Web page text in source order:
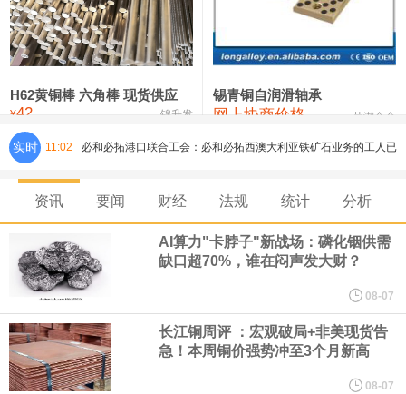
铸造铝合金锭(ZLD104) 24,300—24,500 24,400
压铸锌合金锭 26,500—26,700
氯化镍 38,300—40,300 39,300 0
H62黄铜棒 六角棒 现货供应
¥42 锦升发
锡青铜自润滑轴承
网上协商价格 芜湖合金
实时 11:02
必和必拓港口联合工会：必和必拓西澳大利亚铁矿石业务的工人已
研发费用金额分别为4,995.18万元、7,001.70万元、14,496.56万
元，最近3年复合增长率达70.36%，呈快速增长趋势，并形成多项
核心技术和知识产权。截至2026年1月31日，公司拥有262项专利权
资讯 要闻 财经 法规 统计 分析
AI算力"卡脖子"新战场：磷化铟供需
缺口超70%，谁在闷声发大财？
08-07
长江铜周评 ：宏观破局+非美现货告
急！本周铜价强势冲至3个月新高
08-07